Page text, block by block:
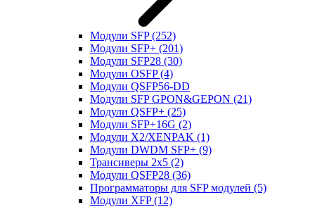
Модули SFP(252)
Модули SFP+ (201)
Модули SFP28 (30)
Модули OSFP(4)
Модули QSFP56-DD
Модули SFP GPON&GEPON (21)
Модули QSFP+ (25)
Модули SFP+16G (2)
Модули X2/XENPAK (1)
Модули DWDM SFP+ (9)
Трансиверы 2x5 (2)
Модули QSFP28 (36)
Программаторы для SFP модулей (5)
Модули XFP(12)